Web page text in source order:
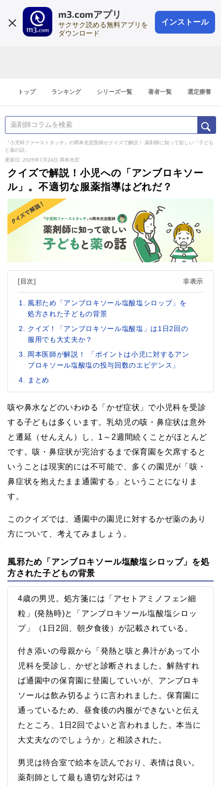
m3.comアプリ
サクサク読める無料アプリを
ダウンロード
インストール
会員登録
登録1分
トップ ランキング シリーズ一覧 著者一覧 選定療養
『小児科ファーストタッチ』の岡本光宏医師がクイズで解説！ 薬剤師に知って欲しい「子ども
と薬の話」
更新日: 2025年7月24日
岡本光宏
クイズで解説！小児への「アンブロキソー
ル」。不適切な服薬指導はどれだ？
[目次] 非表示
風邪ため「アンブロキソール塩酸塩シロップ」を
処方された子どもの背景
クイズ！「アンブロキソール塩酸塩」は1日2回の
服用でも大丈夫か？
岡本医師が解説！ 「ポイントは小児に対するアン
ブロキソール塩酸塩の投与回数のエビデンス」
まとめ
咳や鼻水などのいわゆる「かぜ症状」で小児科を受診
する子どもは多くいます。乳幼児の咳・鼻症状は意外
と遷延（せんえん）し、1～2週間続くことがほとんど
です。咳・鼻症状が完治するまで保育園を欠席すると
いうことは現実的には不可能で、多くの園児が「咳・
鼻症状を抱えたまま通園する」ということになりま
す。
このクイズでは、通園中の園児に対するかぜ薬のあり
方について、考えてみましょう。
風邪ため「アンブロキソール塩酸塩シロップ」を処
方された子どもの背景
4歳の男児。処方箋には「アセトアミノフェン細
粒」(発熱時)と「アンブロキソール塩酸塩シロッ
プ」（1日2回、朝夕食後）が記載されている。
付き添いの母親から「発熱と咳と鼻汁があって小
児科を受診し、かぜと診断されました。解熱すれ
ば通園中の保育園に登園していいが、アンブロキ
ソールは飲み切るように言われました。保育園に
通っているため、昼食後の内服ができないと伝え
たところ、1日2回でよいと言われました。本当に
大丈夫なのでしょうか」と相談された。
男児は待合室で絵本を読んでおり、表情は良い。
薬剤師として最も適切な対応は？